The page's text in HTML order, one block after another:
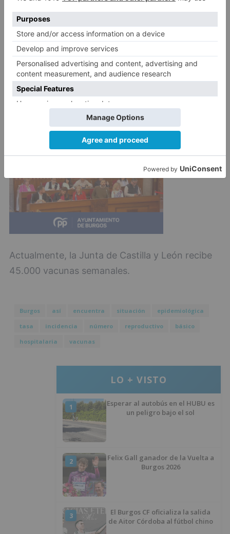
socio-sanitarios, 115 a trabajadores esenciales, 8
a dependientes no institucionalizados, 795 a
institucionalizados, 5.139 a personas en
residencias de mayores, 15 a personas con
patología de riesgo y otras cuatro personas sin
codificar motivos.
Actualmente, la Junta de Castilla y León recibe
45.000 vacunas semanales.
Burgos así encuentra situación
epidemiológica
tasa
incidencia número reproductivo
básico
hospitalaria
vacunas
LO + VISTO
1
Esperar al autobús en el HUBU es
un peligro bajo el sol
2
Felix Gall ganador de la Vuelta a
Burgos 2026
3
El Burgos CF oficializa la salida
de Aitor Córdoba al fútbol chino